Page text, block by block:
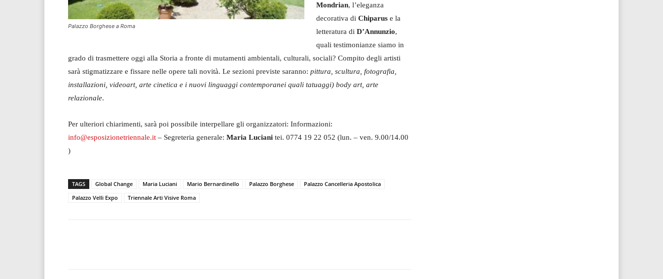
Palazzo Borghese a Roma
Mondrian, l’eleganza
decorativa di Chiparus e la
letteratura di D’Annunzio,
quali testimonianze siamo in
grado di trasmettere oggi alla Storia a fronte di mutamenti ambientali, culturali, sociali? Compito degli artisti
sarà stigmatizzare e fissare nelle opere tali novità. Le sezioni previste saranno: pittura, scultura, fotografia,
installazioni, videoart, arte cinetica e i nuovi linguaggi contemporanei quali tatuaggi) body art, arte
relazionale.
Per ulteriori chiarimenti, sarà poi possibile interpellare gli organizzatori: Informazioni:
info@esposizionetriennale.it – Segreteria generale: Maria Luciani tei. 0774 19 22 052 (lun. – ven. 9.00/14.00
)
TAGS Global Change Maria Luciani Mario Bernardinello Palazzo Borghese
Palazzo Cancelleria Apostolica
Palazzo Velli Expo
Triennale Arti Visive Roma